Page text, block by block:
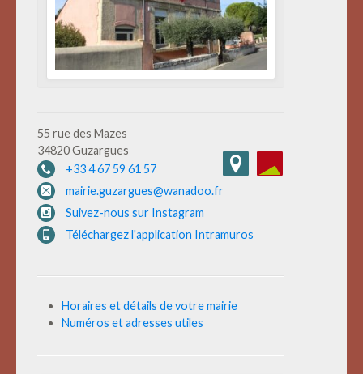
55 rue des Mazes
34820 Guzargues
+33 4 67 59 61 57
mairie.guzargues@wanadoo.fr
Suivez-nous sur Instagram
Téléchargez l'application Intramuros
Horaires et détails de votre mairie
Numéros et adresses utiles